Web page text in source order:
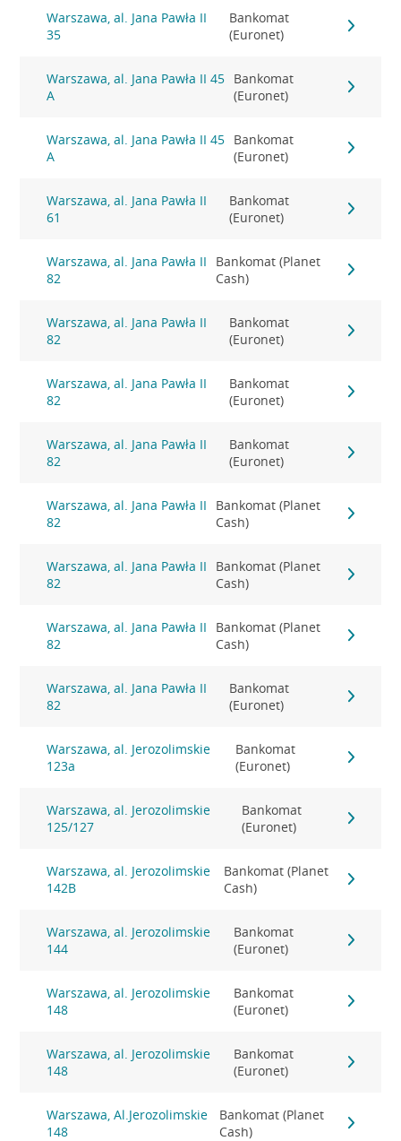
Warszawa, al. Jana Pawła II
35
Bankomat
(Euronet)
Warszawa, al. Jana Pawła II 45
A
Bankomat
(Euronet)
Warszawa, al. Jana Pawła II 45
A
Bankomat
(Euronet)
Warszawa, al. Jana Pawła II
61
Bankomat
(Euronet)
Warszawa, al. Jana Pawła II
82
Bankomat (Planet
Cash)
Warszawa, al. Jana Pawła II
82
Bankomat
(Euronet)
Warszawa, al. Jana Pawła II
82
Bankomat
(Euronet)
Warszawa, al. Jana Pawła II
82
Bankomat
(Euronet)
Warszawa, al. Jana Pawła II
82
Bankomat (Planet
Cash)
Warszawa, al. Jana Pawła II
82
Bankomat (Planet
Cash)
Warszawa, al. Jana Pawła II
82
Bankomat (Planet
Cash)
Warszawa, al. Jana Pawła II
82
Bankomat
(Euronet)
Warszawa, al. Jerozolimskie
123a
Bankomat
(Euronet)
Warszawa, al. Jerozolimskie
125/127
Bankomat
(Euronet)
Warszawa, al. Jerozolimskie
142B
Bankomat (Planet
Cash)
Warszawa, al. Jerozolimskie
144
Bankomat
(Euronet)
Warszawa, al. Jerozolimskie
148
Bankomat
(Euronet)
Warszawa, al. Jerozolimskie
148
Bankomat
(Euronet)
Warszawa, Al.Jerozolimskie
148
Bankomat (Planet
Cash)